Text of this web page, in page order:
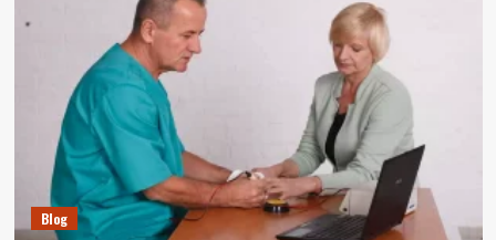
porady
dotyczące
ergonomicznego
rozplanowania
środka
garderoby
Blog